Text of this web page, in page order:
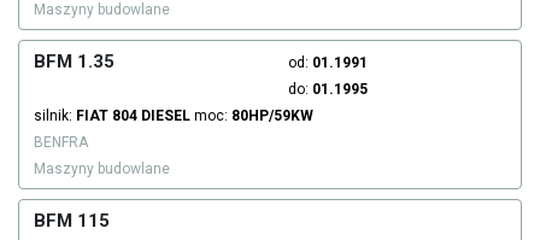
Maszyny budowlane
BFM 1.35 od: 01.1991
do: 01.1995
silnik: FIAT 804 DIESEL moc: 80HP/59KW
BENFRA
Maszyny budowlane
BFM 115